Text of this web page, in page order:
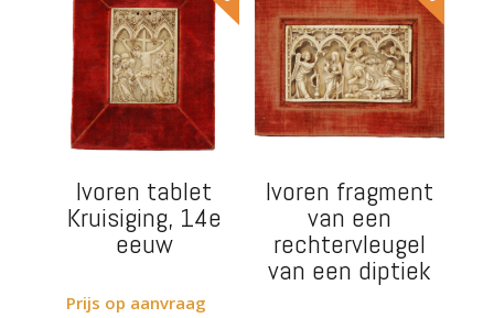
Ivoren tablet
Kruisiging, 14e
eeuw
Prijs op aanvraag
Ivoren fragment
van een
rechtervleugel
van een diptiek